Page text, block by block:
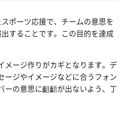
ポーツ応援で、チームの意思を
することです。この目的を達成
メージ作りがカギとなります。デ
ージやイメージなどに合うフォン
ーの意思に齟齬が出ないよう、丁